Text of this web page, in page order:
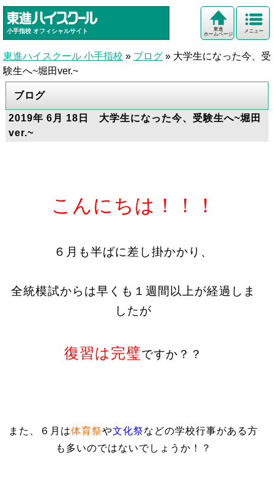
小手指校 オフィシャルサイト メニュー
東進
ホームページ
東進ハイスクール 小手指校 » ブログ » 大学生になった今、受
験生へ~堀田ver.~
ブログ
2019年 6月 18日 大学生になった今、受験生へ~堀田
ver.~
こんにちは！！！
６月も半ばに差し掛かかり、
全統模試からは早くも１週間以上が経過しま
したが
復習は完璧ですか？？
また、６月は体育祭や文化祭などの学校行事がある方
も多いのではないでしょうか！？